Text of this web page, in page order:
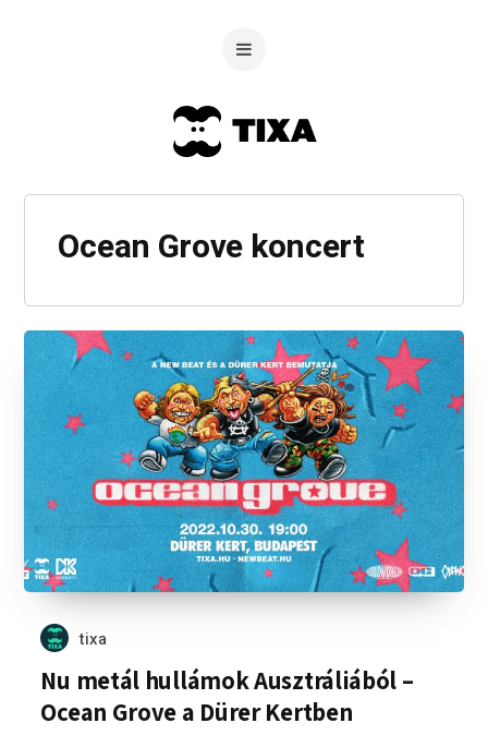
Ocean Grove koncert
tixa
Nu metál hullámok Ausztráliából –
Ocean Grove a Dürer Kertben